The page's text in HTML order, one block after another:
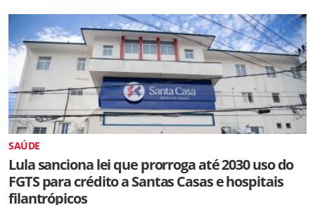
SAÚDE
Lula sanciona lei que prorroga até 2030 uso do
FGTS para crédito a Santas Casas e hospitais
filantrópicos